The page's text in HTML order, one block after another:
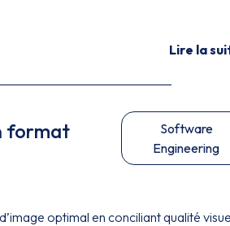
Lire la
format
Software
Engineering
optimal en conciliant qualité